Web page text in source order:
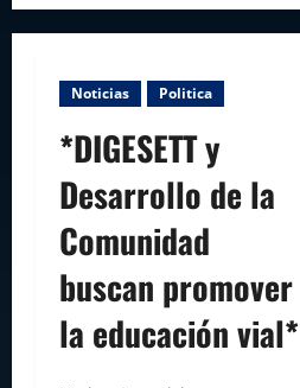
Noticias Politica
*DIGESETT y
Desarrollo de la
Comunidad
buscan promover
la educación vial*